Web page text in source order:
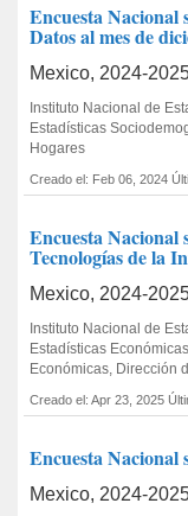
Encuesta Nacional
Datos al mes de
Mexico, 2024-
Instituto Nacional de
Estadísticas
Hogares
Creado el: Feb 06, 2024
Encuesta Nacional
Tecnologías de la
Mexico, 2024-
Instituto Nacional de
Estadísticas
Económicas, Dirección
Creado el: Apr 23, 2025
Encuesta Nacional
Mexico, 2024-